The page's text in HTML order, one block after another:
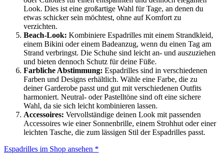
Look. Dies ist eine großartige Wahl für Tage, an denen du
etwas schicker sein möchtest, ohne auf Komfort zu
verzichten.
Beach-Look: Kombiniere Espadrilles mit einem Strandkleid,
einem Bikini oder einem Badeanzug, wenn du einen Tag am
Strand verbringst. Die Schuhe sind leicht an- und auszuziehen
und bieten dennoch Schutz für deine Füße.
Farbliche Abstimmung: Espadrilles sind in verschiedenen
Farben und Designs erhältlich. Wähle eine Farbe, die zu
deiner Garderobe passt und gut mit verschiedenen Outfits
harmoniert. Neutral- oder Pastelltöne sind oft eine sichere
Wahl, da sie sich leicht kombinieren lassen.
Accessoires: Vervollständige deinen Look mit passenden
Accessoires wie einer Sonnenbrille, einem Strohhut oder einer
leichten Tasche, die zum lässigen Stil der Espadrilles passt.
Espadrilles im Shop ansehen *